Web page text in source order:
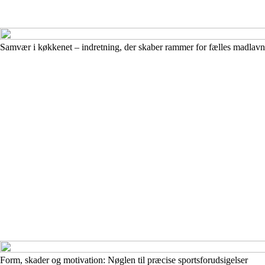
Samvær i køkkenet – indretning, der skaber rammer for fælles
Form, skader og motivation: Nøglen til præcise sportsforudsigelser